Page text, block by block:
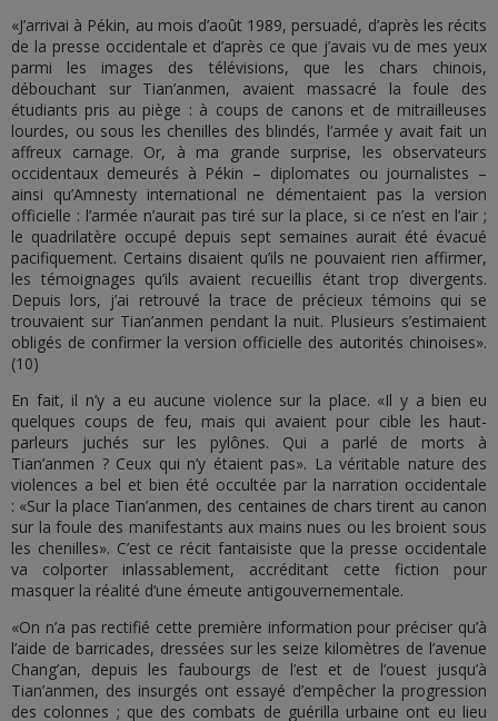
«J’arrivai à Pékin, au mois d’août 1989, persuadé, d’après les récits
de la presse occidentale et d’après ce que j’avais vu de mes yeux
parmi les images des télévisions, que les chars chinois,
débouchant sur Tian’anmen, avaient massacré la foule des
étudiants pris au piège : à coups de canons et de mitrailleuses
lourdes, ou sous les chenilles des blindés, l’armée y avait fait un
affreux carnage. Or, à ma grande surprise, les observateurs
occidentaux demeurés à Pékin – diplomates ou journalistes –
ainsi qu’Amnesty international ne démentaient pas la version
officielle : l’armée n’aurait pas tiré sur la place, si ce n’est en l’air ;
le quadrilatère occupé depuis sept semaines aurait été évacué
pacifiquement. Certains disaient qu’ils ne pouvaient rien affirmer,
les témoignages qu’ils avaient recueillis étant trop divergents.
Depuis lors, j’ai retrouvé la trace de précieux témoins qui se
trouvaient sur Tian’anmen pendant la nuit. Plusieurs s’estimaient
obligés de confirmer la version officielle des autorités chinoises».
(10)
En fait, il n’y a eu aucune violence sur la place. «Il y a bien eu
quelques coups de feu, mais qui avaient pour cible les haut-
parleurs juchés sur les pylônes. Qui a parlé de morts à
Tian’anmen ? Ceux qui n’y étaient pas». La véritable nature des
violences a bel et bien été occultée par la narration occidentale
: «Sur la place Tian’anmen, des centaines de chars tirent au canon
sur la foule des manifestants aux mains nues ou les broient sous
les chenilles». C’est ce récit fantaisiste que la presse occidentale
va colporter inlassablement, accréditant cette fiction pour
masquer la réalité d’une émeute antigouvernementale.
«On n’a pas rectifié cette première information pour préciser qu’à
l’aide de barricades, dressées sur les seize kilomètres de l’avenue
Chang’an, depuis les faubourgs de l’est et de l’ouest jusqu’à
Tian’anmen, des insurgés ont essayé d’empêcher la progression
des colonnes ; que des combats de guérilla urbaine ont eu lieu